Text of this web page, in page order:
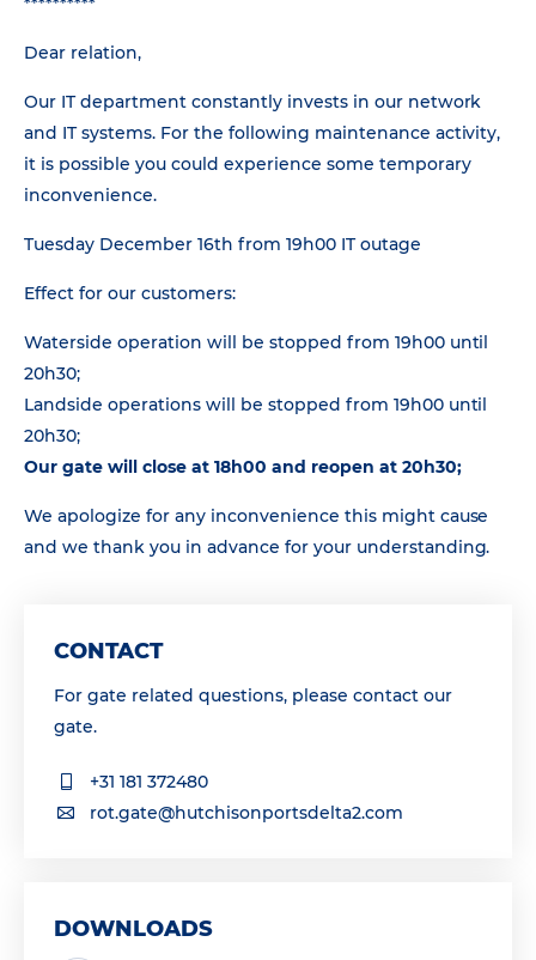
Dear relation,
Our IT department constantly invests in our network
and IT systems. For the following maintenance activity,
it is possible you could experience some temporary
inconvenience.
Tuesday December 16th from 19h00 IT outage
Effect for our customers:
Waterside operation will be stopped from 19h00 until
20h30;
Landside operations will be stopped from 19h00 until
20h30;
Our gate will close at 18h00 and reopen at 20h30;
We apologize for any inconvenience this might cause
and we thank you in advance for your understanding.
CONTACT
For gate related questions, please contact our
gate.
+31 181 372480
rot.gate@hutchisonportsdelta2.com
DOWNLOADS